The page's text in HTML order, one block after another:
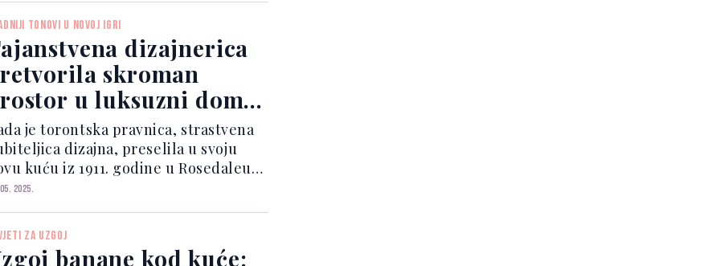
treba je mjesto za potpuno
– a tu na scenu stupa viseća
TONOVI U NOVOJ IGRI
dizajnerica
skroman
u luksuzni dom -
kopirajte
je torontska pravnica, strastvena
dizajna, preselila u svoju
kuću iz 1911. godine u Rosedaleu,
je šta želi – interijer s dušom,
build” izgleda.
2025.
ZA UZGOJ
banane kod kuće: